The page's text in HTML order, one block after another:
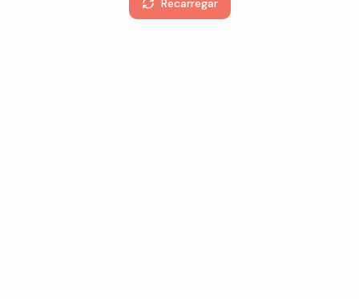
Recarregar